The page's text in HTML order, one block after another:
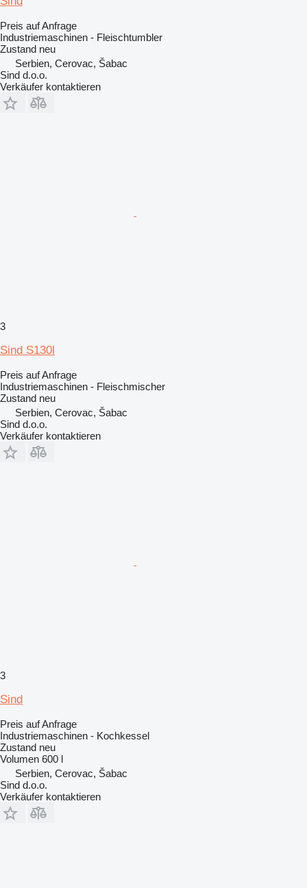
Preis auf Anfrage
Industriemaschinen - Fleischtumbler
Zustand neu
Serbien, Cerovac, Šabac
Sind d.o.o.
Verkäufer kontaktieren
3
Sind S130l
Preis auf Anfrage
Industriemaschinen - Fleischmischer
Zustand neu
Serbien, Cerovac, Šabac
Sind d.o.o.
Verkäufer kontaktieren
3
Sind
Preis auf Anfrage
Industriemaschinen - Kochkessel
Zustand neu
Volumen 600 l
Serbien, Cerovac, Šabac
Sind d.o.o.
Verkäufer kontaktieren